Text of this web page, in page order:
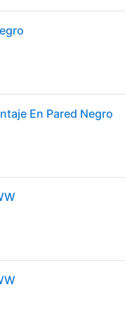
En Pared Negro